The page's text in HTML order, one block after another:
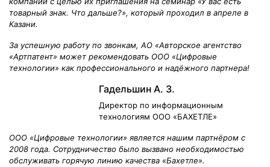
товарный знак. Что дальше?», который проходил в апреле в
Казани.
За успешную работу по звонкам, АО «Авторское агентство
«Артпатент» может рекомендовать ООО «Цифровые
технологии» как профессионального и надёжного партнера!
Гадельшин А. З.
Директор по информационным
технологиям ООО «БАХЕТЛЕ»
ООО «Цифровые технологии» является нашим партнёром с
2008 года. Сотрудничество было вызвано необходимостью
обслуживать горячую линию качества «Бахетле».